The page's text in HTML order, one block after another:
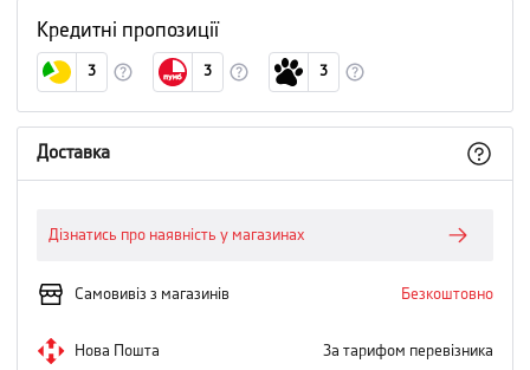
Кредитні пропозиції
3 3 3
Доставка
Дізнатись про наявність у магазинах
Самовивіз з магазинів Безкоштовно
Нова Пошта За тарифом перевізника